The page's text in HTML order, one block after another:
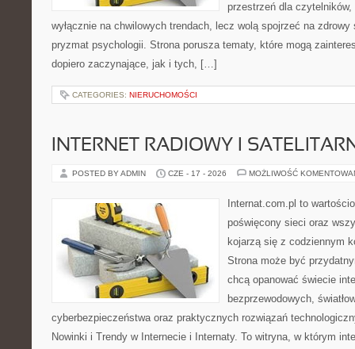
przestrzeń dla
wyłącznie na chwilowych trendach, lecz wolą spojrzeć na
pryzmat psychologii. Strona porusza tematy, które mogą
dopiero zaczynające, jak i tych, […]
CATEGORIES: NIERUCHOMOŚCI
INTERNET RADIOWY I
POSTED BY ADMIN CZE - 17 - 2026 MOŻLIWOŚĆ
Internat.com.pl to
poświęcony sieci oraz
kojarzą się z codziennym
Strona może być
chcą opanować świecie
bezprzewodowych,
cyberbezpieczeństwa oraz praktycznych rozwiązań
Nowinki i Trendy w Internecie i Internaty. To witryna, w którym